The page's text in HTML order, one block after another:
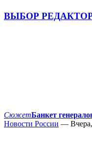
ВЫБОР
СюжетБанкет
Новости России —